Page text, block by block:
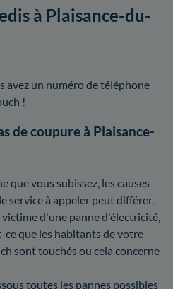
à Plaisance-du-
avez un numéro de téléphone
!
de coupure à Plaisance-
que vous subissez, les causes
service à appeler peut différer.
victime d'une panne d'électricité,
ce que les habitants de votre
sont touchés ou cela concerne
toutes les pannes possibles